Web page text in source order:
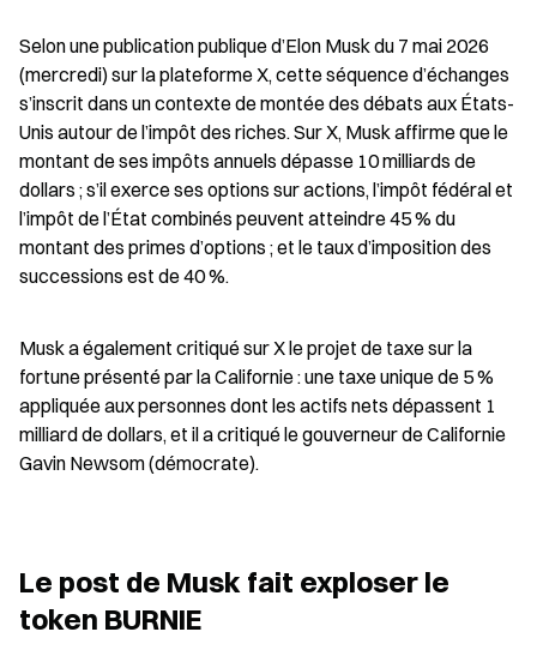
Selon une publication publique d’Elon Musk du 7 mai 2026
(mercredi) sur la plateforme X, cette séquence d’échanges
s’inscrit dans un contexte de montée des débats aux États-
Unis autour de l’impôt des riches. Sur X, Musk affirme que le
montant de ses impôts annuels dépasse 10 milliards de
dollars ; s’il exerce ses options sur actions, l’impôt fédéral et
l’impôt de l’État combinés peuvent atteindre 45 % du
montant des primes d’options ; et le taux d’imposition des
successions est de 40 %.
Musk a également critiqué sur X le projet de taxe sur la
fortune présenté par la Californie : une taxe unique de 5 %
appliquée aux personnes dont les actifs nets dépassent 1
milliard de dollars, et il a critiqué le gouverneur de Californie
Gavin Newsom (démocrate).
Le post de Musk fait exploser le
token BURNIE